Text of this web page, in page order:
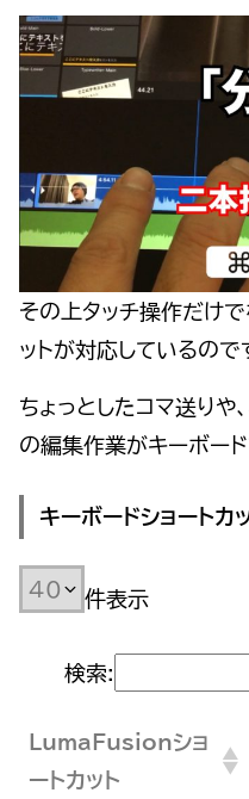
その上タッチ操作だけで
ットが対応しているので
ちょっとしたコマ送りや
の編集作業がキーボー
キーボードショートカ
件表示
検索:
LumaFusionショ
ートカット